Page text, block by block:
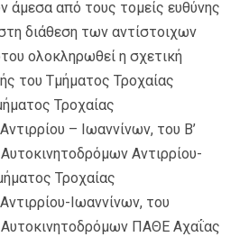
άμεσα από τους τομείς ευθύνης
διάθεση των αντίστοιχων
ολοκληρωθεί η σχετική
του Τμήματος Τροχαίας
Τροχαίας
– Ιωαννίνων, του Β’
Αντιρρίου-
Τροχαίας
Ιωαννίνων, του
ΠΑΘΕ Αχαΐας